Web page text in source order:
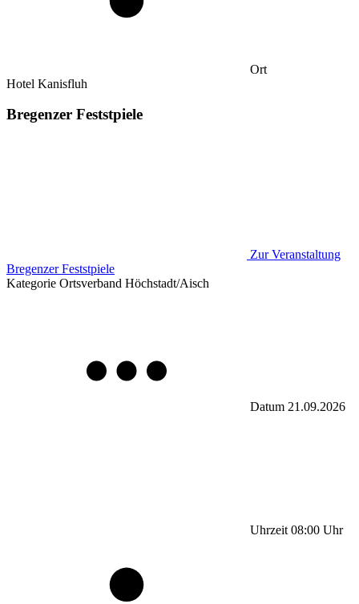
Ort
Hotel Kanisfluh
Bregenzer Feststpiele
Zur Veranstaltung
Bregenzer Feststpiele
Kategorie Ortsverband Höchstadt/Aisch
Datum 21.09.2026
Uhrzeit 08:00 Uhr